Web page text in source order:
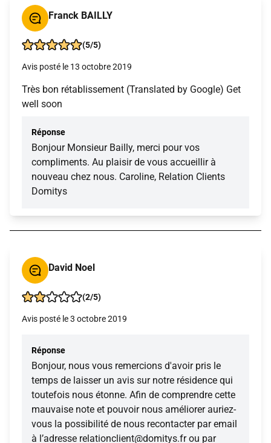
Franck BAILLY
(5/5)
Avis posté le 13 octobre 2019
Très bon rétablissement (Translated by Google) Get
well soon
Réponse
Bonjour Monsieur Bailly, merci pour vos
compliments. Au plaisir de vous accueillir à
nouveau chez nous. Caroline, Relation Clients
Domitys
David Noel
(2/5)
Avis posté le 3 octobre 2019
Réponse
Bonjour, nous vous remercions d'avoir pris le
temps de laisser un avis sur notre résidence qui
toutefois nous étonne. Afin de comprendre cette
mauvaise note et pouvoir nous améliorer auriez-
vous la possibilité de nous recontacter par email
à l’adresse relationclient@domitys.fr ou par